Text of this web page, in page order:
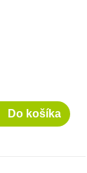
Do košíka